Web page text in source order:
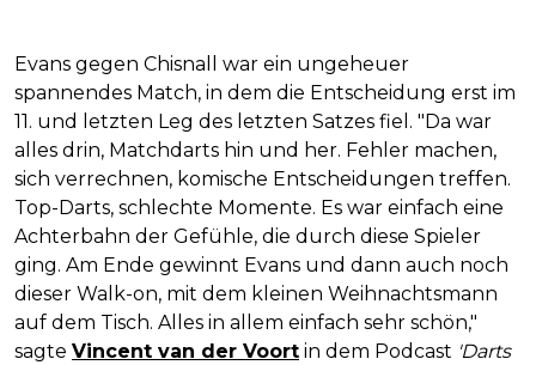
Evans gegen Chisnall war ein ungeheuer
spannendes Match, in dem die Entscheidung erst im
11. und letzten Leg des letzten Satzes fiel. "Da war
alles drin, Matchdarts hin und her. Fehler machen,
sich verrechnen, komische Entscheidungen treffen.
Top-Darts, schlechte Momente. Es war einfach eine
Achterbahn der Gefühle, die durch diese Spieler
ging. Am Ende gewinnt Evans und dann auch noch
dieser Walk-on, mit dem kleinen Weihnachtsmann
auf dem Tisch. Alles in allem einfach sehr schön,"
sagte Vincent van der Voort in dem Podcast 'Darts